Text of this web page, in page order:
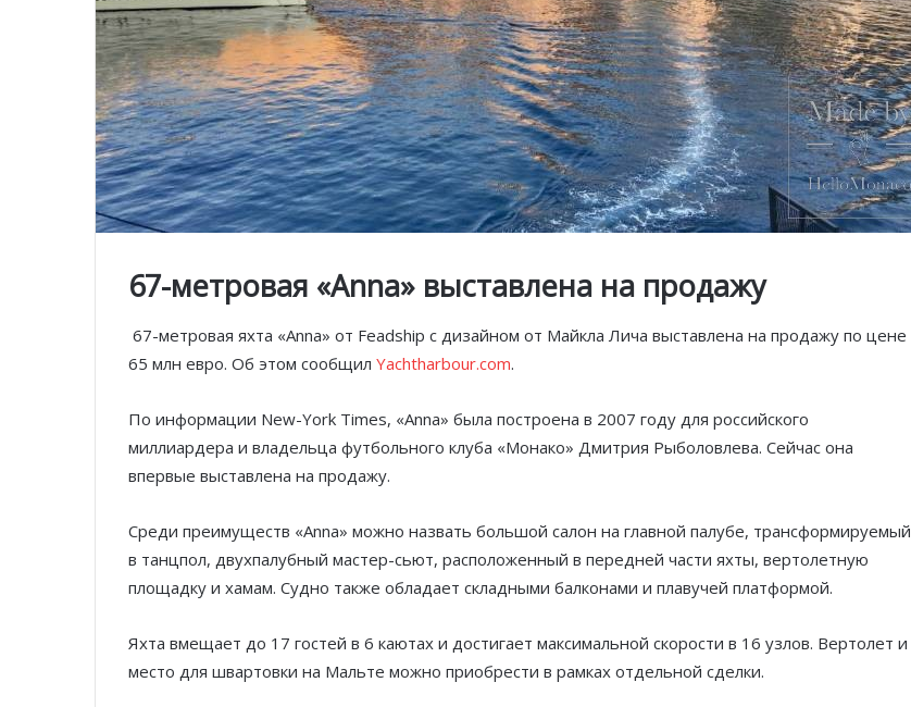
67-метровая «Anna» выставлена ​​на продажу
67-метровая яхта «Anna» от Feadship с дизайном от Майкла Лича выставлена ​​на продажу по цене
65 млн евро. Об этом сообщил Yachtharbour.com.
По информации New-York Times, «Anna» была построена в 2007 году для российского
миллиардера и владельца футбольного клуба «Монако» Дмитрия Рыболовлева. Сейчас она
впервые выставлена на продажу.
Среди преимуществ «Anna» можно назвать большой салон на главной палубе, трансформируемый
в танцпол, двухпалубный мастер-сьют, расположенный в передней части яхты, вертолетную
площадку и хамам. Судно также обладает складными балконами и плавучей платформой.
Яхта вмещает до 17 гостей в 6 каютах и достигает максимальной скорости в 16 узлов. Вертолет и
место для швартовки на Мальте можно приобрести в рамках отдельной сделки.